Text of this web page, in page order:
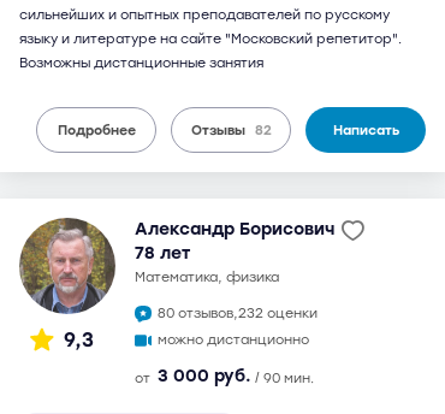
сильнейших и опытных преподавателей по русскому
языку и литературе на сайте "Московский репетитор".
Возможны дистанционные занятия
Подробнее Отзывы 82 Написать
9,3
Александр Борисович
78 лет
математика, физика
80 отзывов,232 оценки
можно дистанционно
от 3 000 руб. / 90 мин.